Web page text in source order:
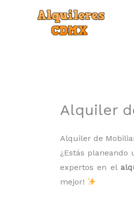
Alquiler
Alquiler de
¿Estás planeando
expertos en el
mejor!